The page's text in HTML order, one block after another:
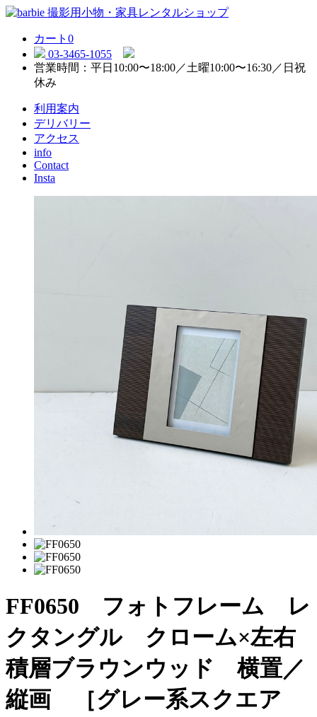
カート 0
03-3465-1055
営業時間：平日10:00〜18:00／土曜10:00〜16:30／日祝
休み
利用案内
デリバリー
アクセス
info
Contact
Insta
FF0650 フォトフレーム レ
クタングル クローム×左右
積層ブラウンウッド 横置／
縦画 ［グレー系スクエア